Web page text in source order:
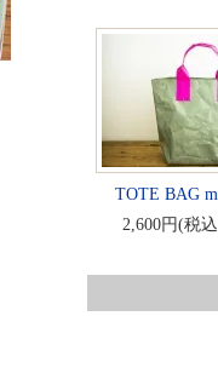
TOTE BAG
2,600円(税